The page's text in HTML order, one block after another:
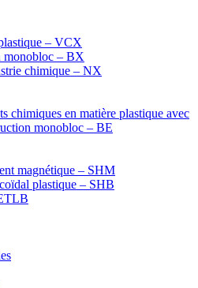
– VCX
monobloc – BX
chimique – NX
chimiques en matière plastique avec
monobloc – BE
magnétique – SHM
plastique – SHB